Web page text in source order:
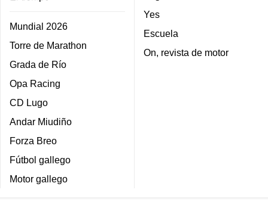
Mundial 2026
Torre de Marathon
Grada de Río
Opa Racing
CD Lugo
Andar Miudiño
Forza Breo
Fútbol gallego
Motor gallego
Yes
Escuela
On, revista de motor